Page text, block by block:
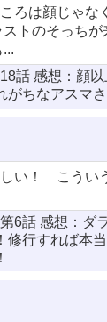
ろは顔じゃな
トのそっちが
話 感想：顔以
ちなアスマさ
い！ こうい
6話 感想：ダ
修行すれば本